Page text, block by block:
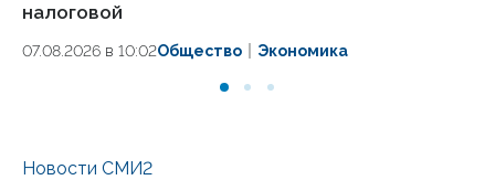
налоговой
07.08.2026 в 10:02Общество Экономика
Новости СМИ2